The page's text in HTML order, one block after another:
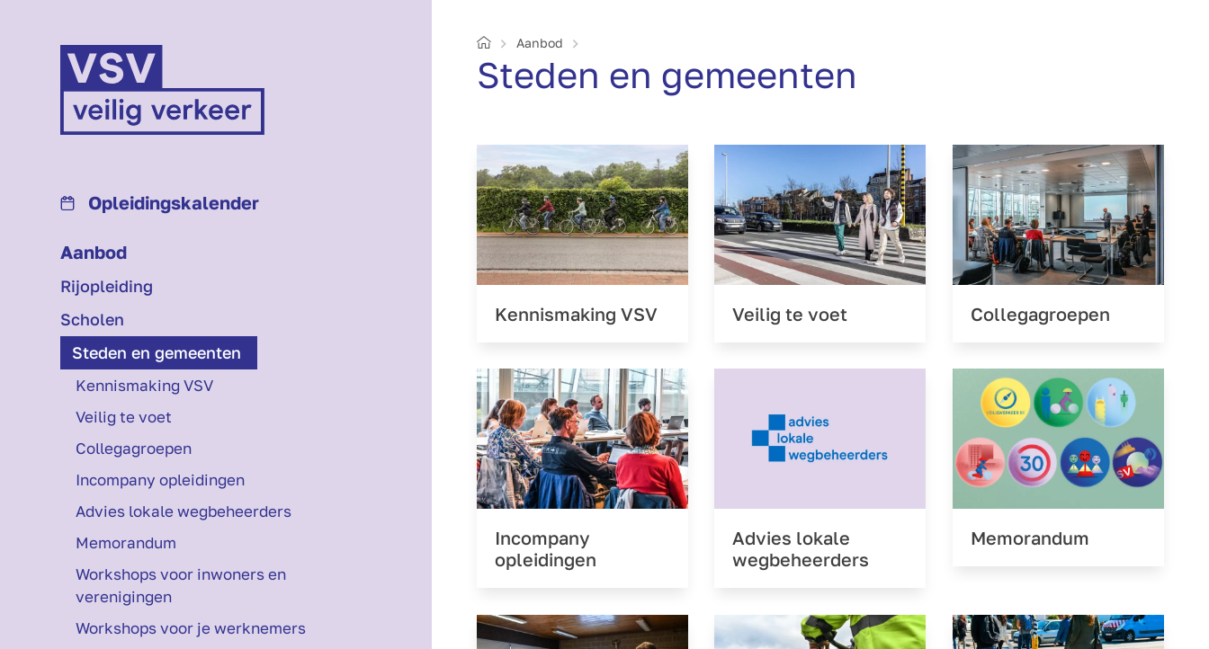
Opleidings­kalender
Aanbod
Rijopleiding
Scholen
Steden en gemeenten
Kennismaking VSV
Veilig te voet
Collegagroepen
Incompany opleidingen
Advies lokale wegbeheerders
Memorandum
Workshops voor inwoners en
verenigingen
Workshops voor je werknemers
HomeAanbod
Steden en gemeenten
Kennismaking VSV Veilig te voet Collegagroepen
Incompany
opleidingen
Advies lokale
wegbeheerders
Memorandum